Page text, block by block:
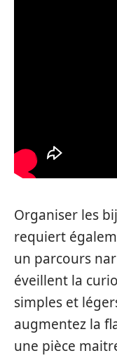
Organiser les
requiert
un parcours
éveillent la
simples et
augmentez la
une pièce